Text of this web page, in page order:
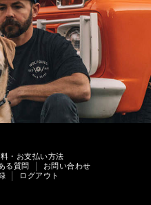
・お支払い方法
る質問
お問い合わせ
ログアウト